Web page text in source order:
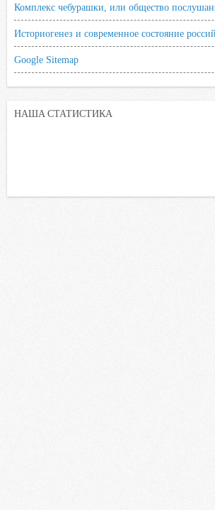
Комплекс чебурашки, или общество
Историогенез и современное состояние
Google Sitemap
НАША СТАТИСТИКА